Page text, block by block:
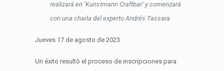
realizará en ‘Kunstmann Craftbar’ y comenzará
con una charla del experto Andrés Tassara
Jueves 17 de agosto de 2023
Un éxito resultó el proceso de inscripciones para